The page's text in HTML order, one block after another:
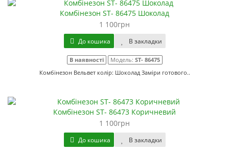
Комбінезон ST- 86475 Шоколад
1 100грн
До кошика В закладки
В наявності Модель: ST- 86475
Комбінезон Вельвет колір: Шоколад Заміри готового..
Комбінезон ST- 86473 Коричневий
1 100грн
До кошика В закладки